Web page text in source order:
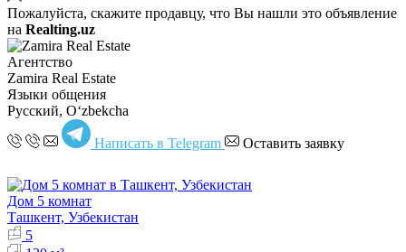
Пожалуйста, скажите продавцу, что Вы нашли это объявление
на Realting.uz
Агентство
Zamira Real Estate
Языки общения
Русский, Oʻzbekcha
Написать в Telegram Оставить заявку
Дом 5 комнат
Ташкент, Узбекистан
5